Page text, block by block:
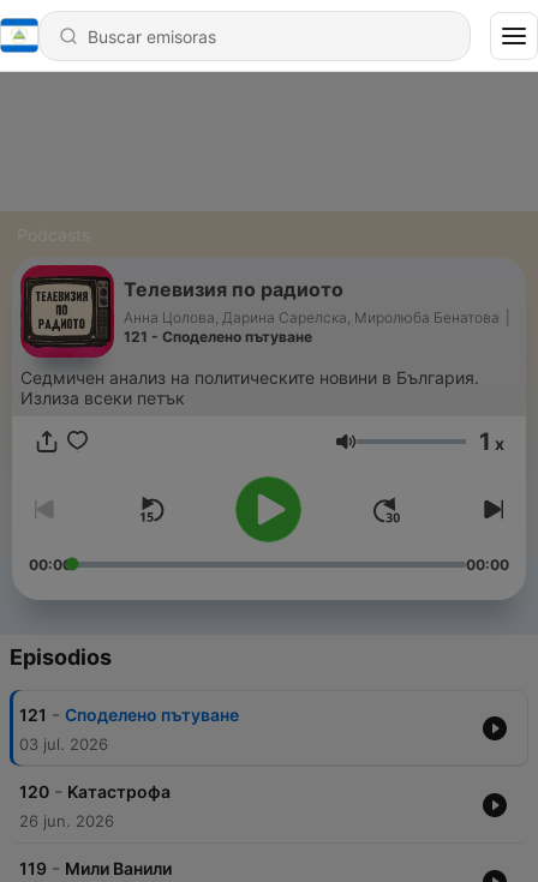
Podcasts
Телевизия по радиото
Анна Цолова, Дарина Сарелска, Миролюба Бенатова
121 - Споделено пътуване
Седмичен анализ на политическите новини в България.
Излиза всеки петък
Volumen 1 x
00:00 00:00
Episodios
121 - Споделено пътуване
03 jul. 2026
120 - Kатастрофa
26 jun. 2026
119 - Мили Ванили